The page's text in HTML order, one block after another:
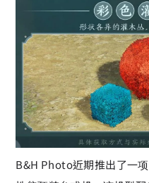
B&H Photo近期推出了一